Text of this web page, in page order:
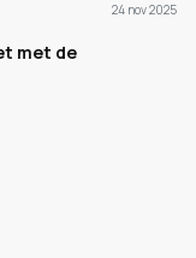
24 nov 2025
met de